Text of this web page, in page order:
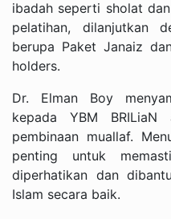
ibadah seperti sholat
pelatihan, dilanjutkan
berupa Paket Janaiz
holders.
Dr. Elman Boy
kepada YBM BRILiaN
pembinaan muallaf.
penting untuk
diperhatikan dan
Islam secara baik.